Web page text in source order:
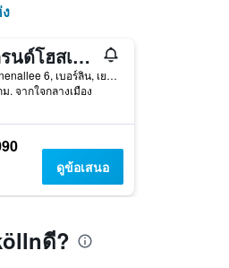
แกรนด์โฮสเทล เบอร์ลิน เออร์บัน
Sonnenallee 6, เบอร์ลิน, เยอรมนี
. จากใจกลางเมือง
ดูข้อเสนอ
ดี?